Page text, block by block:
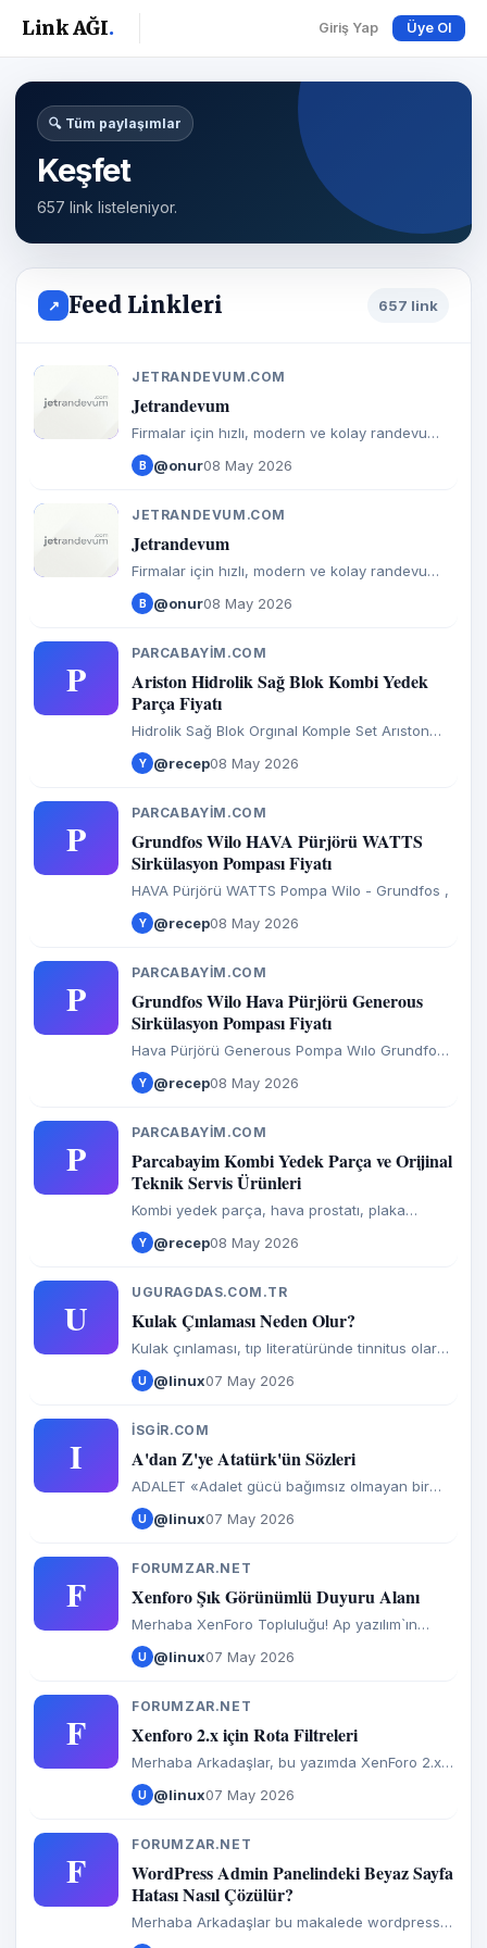
Link AĞI. Giriş Yap Üye Ol
🔍 Tüm paylaşımlar
Keşfet
657 link listeleniyor.
↗ Feed Linkleri 657 link
J
JETRANDEVUM.COM
Jetrandevum
Firmalar için hızlı, modern ve kolay randevu
yönetim platformu. Jet hızında randevu alın.
B @onur08 May 2026
J
JETRANDEVUM.COM
Jetrandevum
Firmalar için hızlı, modern ve kolay randevu
yönetim platformu. Jet hızında randevu alın.
B @onur08 May 2026
P
PARCABAYIM.COM
Ariston Hidrolik Sağ Blok Kombi Yedek
Parça Fiyatı
Hidrolik Sağ Blok Orgınal Komple Set Arıston
Alteas Clas One X Genus One X Pıgma Alıxıa
(Baypas Kapalı ) ,
Y @recep08 May 2026
P
PARCABAYIM.COM
Grundfos Wilo HAVA Pürjörü WATTS
Sirkülasyon Pompası Fiyatı
HAVA Pürjörü WATTS Pompa Wilo - Grundfos ,
Y @recep08 May 2026
P
PARCABAYIM.COM
Grundfos Wilo Hava Pürjörü Generous
Sirkülasyon Pompası Fiyatı
Hava Pürjörü Generous Pompa Wılo Grundfos
Y @recep08 May 2026
P
PARCABAYIM.COM
Parcabayim Kombi Yedek Parça ve Orijinal
Teknik Servis Ürünleri
Kombi yedek parça, hava prostatı, plaka
eşanjör, genleşme tankı ve tüm teknik servis
ürünleri parcabayim.com’da. Uygun fiyat, hızlı
keşfedin.
Y @recep08 May 2026
U
UGURAGDAS.COM.TR
Kulak Çınlaması Neden Olur?
Kulak çınlaması, tıp literatüründe tinnitus olarak
adlandırılan ve dışarıdan herhangi bir ses
kaynağı olmadan kulakta duyulan seslerdir. Bu
U @linux07 May 2026
I
ISGIR.COM
A'dan Z'ye Atatürk'ün Sözleri
ADALET «Adalet gücü bağımsız olmayan bir
milletin, devlet halinde varlığı kabul olunmaz.»
1920. «Zamanın değişmesiyle hükümlerin
politikamızın temelidir. 1922
U @linux07 May 2026
F
FORUMZAR.NET
Xenforo Şık Görünümlü Duyuru Alanı
Merhaba XenForo Topluluğu! Ap yazılım`ın
paylaşmış olduğu Şık Görünümlü Xenforo
Duyuru Alanı kodlarını sizinle paylaşmak
duyuru alanına bir dizi yenilik ekledik. İşte
detaylar: Kapatma Butonu Eklendi Artık
duyuruları görmek istemeyen üyeler için...
U @linux07 May 2026
F
FORUMZAR.NET
Xenforo 2.x için Rota Filtreleri
Merhaba Arkadaşlar, bu yazımda XenForo 2.x
sürümü için rota filtrelerini nasıl
kullanabileceğinizi anlatacağım. Öncelikle rota
sitenizde Google tarafından index alınmasını
istemediğiniz yerleri engellemeye yarar.
Örneğin, "yardim/" veya "help/" gibi...
U @linux07 May 2026
F
FORUMZAR.NET
WordPress Admin Panelindeki Beyaz Sayfa
Hatası Nasıl Çözülür?
Merhaba Arkadaşlar bu makalede wordpress
admin panelinde anında gelişen beyaz sayfa